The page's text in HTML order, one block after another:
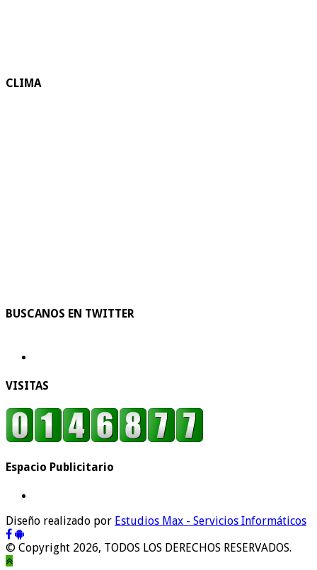
CLIMA
BUSCANOS EN TWITTER
VISITAS
Espacio Publicitario
Diseño realizado por Estudios Max - Servicios Informáticos
© Copyright 2026, TODOS LOS DERECHOS RESERVADOS.